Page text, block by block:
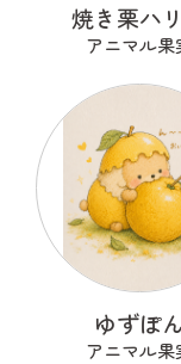
焼き栗ハ
アニマル果
ゆずぽん
アニマル果